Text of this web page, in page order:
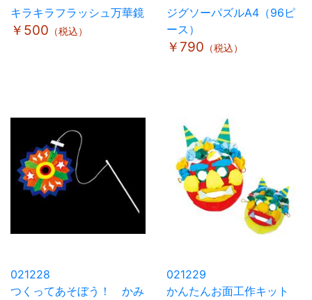
キラキラフラッシュ万華鏡
￥500 （税込）
ジグソーパズルA4（96ピ
ース）
￥790 （税込）
021228
つくってあそぼう！ かみ
021229
かんたんお面工作キット